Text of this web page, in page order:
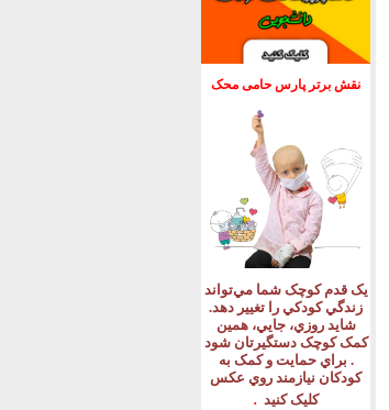
نقش برتر پارس حامی محک
يک قدم کوچک شما مي‌تواند
زندگي کودکي را تغيير دهد.
شايد روزي، جايي، همين
کمک کوچک دستگيرتان شود
. براي حمايت و کمک به
کودکان نيازمند روي عکس
کليک کنيد .